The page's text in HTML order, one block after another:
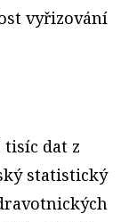
vyřizování
tisíc dat z
statistický